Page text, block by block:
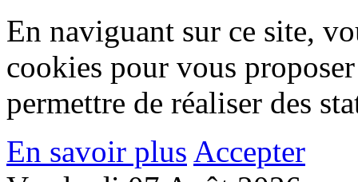
En naviguant sur ce site,
cookies pour vous
permettre de réaliser des
En savoir plus Accepter